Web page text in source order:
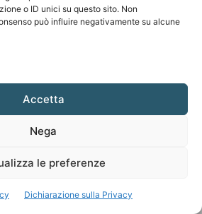
o ID unici su questo sito. Non
può influire negativamente su alcune
Accetta
Nega
le preferenze
Dichiarazione sulla Privacy